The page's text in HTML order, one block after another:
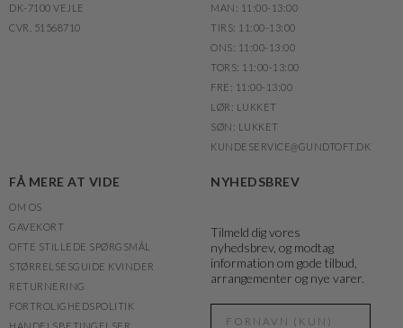
DK-7100 VEJLE
CVR. 51568710
MAN: 11:00-13:00
TIRS: 11:00-13:00
ONS: 11:00-13:00
TORS: 11:00-13:00
FRE: 11:00-13:00
LØR: LUKKET
SØN: LUKKET
KUNDESERVICE@GUNDTOFT.DK
FÅ MERE AT VIDE
OM OS
GAVEKORT
OFTE STILLEDE SPØRGSMÅL
STØRRELSESGUIDE KVINDER
RETURNERING
FORTROLIGHEDSPOLITIK
NYHEDSBREV
Tilmeld dig vores
nyhedsbrev, og modtag
information om gode tilbud,
arrangementer og nye varer.